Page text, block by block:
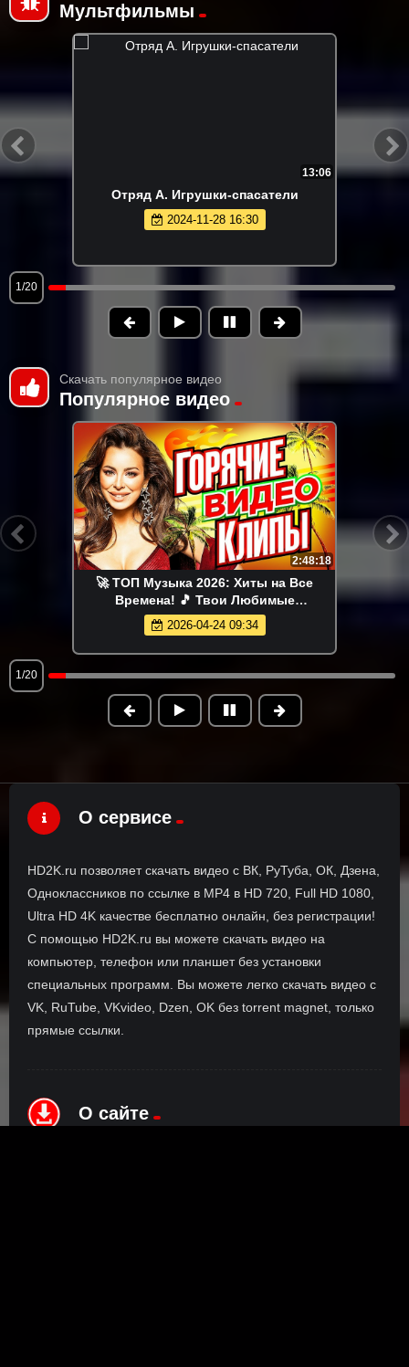
Мультфильмы
13:06
Отряд А. Игрушки-спасатели
2024-11-28 16:30
1/20
Скачать популярное видео
Популярное видео
2:48:18
🚀 ТОП Музыка 2026: Хиты на Все
Времена! 🎵 Твои Любимые
Исполнители 💎
2026-04-24 09:34
1/20
О сервисе
HD2K.ru позволяет скачать видео с ВК, РуТуба, ОК, Дзена,
Одноклассников по ссылке в MP4 в HD 720, Full HD 1080,
Ultra HD 4K качестве бесплатно онлайн, без регистрации!
С помощью HD2K.ru вы можете скачать видео на
компьютер, телефон или планшет без установки
специальных программ. Вы можете легко скачать видео с
VK, RuTube, VKvideo, Dzen, OK без torrent magnet, только
прямые ссылки.
О сайте